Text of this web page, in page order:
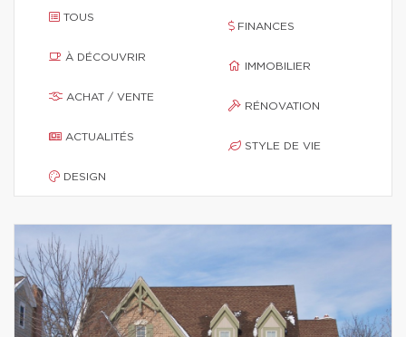
TOUS
À DÉCOUVRIR
ACHAT / VENTE
ACTUALITÉS
DESIGN
FINANCES
IMMOBILIER
RÉNOVATION
STYLE DE VIE